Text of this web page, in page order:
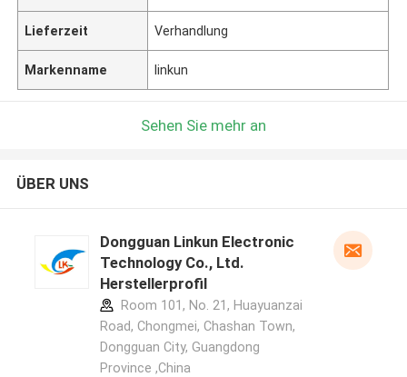
Lieferzeit Verhandlung
Markenname linkun
Sehen Sie mehr an
ÜBER UNS
Dongguan Linkun Electronic
Technology Co., Ltd.
Herstellerprofil
Room 101, No. 21, Huayuanzai
Road, Chongmei, Chashan Town,
Dongguan City, Guangdong
Province ,China